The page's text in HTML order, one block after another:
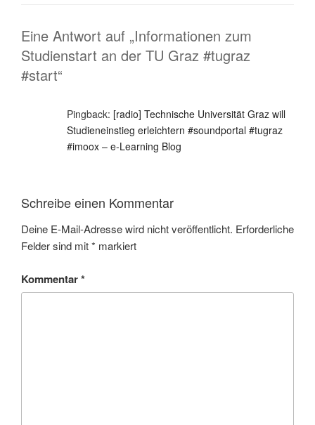
Eine Antwort auf „Informationen zum
Studienstart an der TU Graz #tugraz
#start“
Pingback: [radio] Technische Universität Graz will
Studieneinstieg erleichtern #soundportal #tugraz
#imoox – e-Learning Blog
Schreibe einen Kommentar
Deine E-Mail-Adresse wird nicht veröffentlicht. Erforderliche
Felder sind mit* markiert
Kommentar*